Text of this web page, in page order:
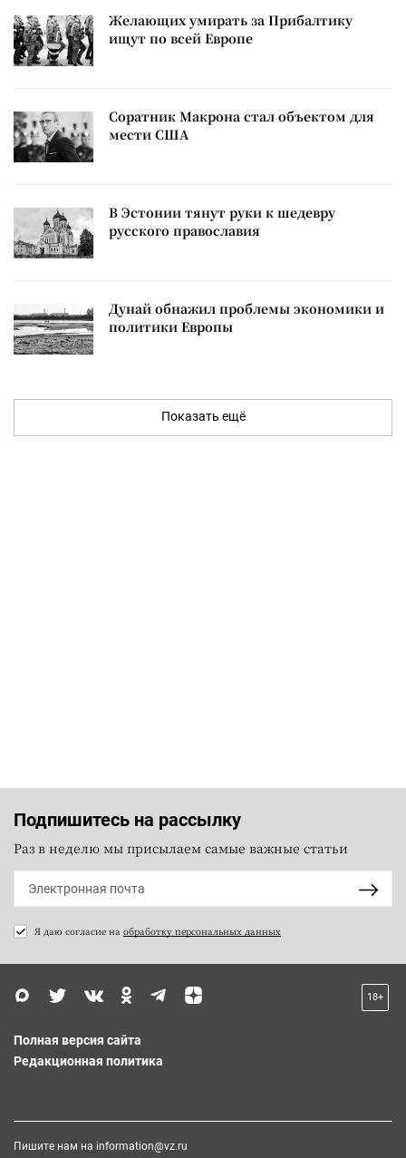
Желающих умирать за Прибалтику
ищут по всей Европе
Соратник Макрона стал объектом для
мести США
В Эстонии тянут руки к шедевру
русского православия
Дунай обнажил проблемы экономики и
политики Европы
Показать ещё
Подпишитесь на рассылку
Раз в неделю мы присылаем самые важные статьи
Я даю согласие на обработку персональных данных
18+
Полная версия сайта
Редакционная политика
Пишите нам на information@vz.ru